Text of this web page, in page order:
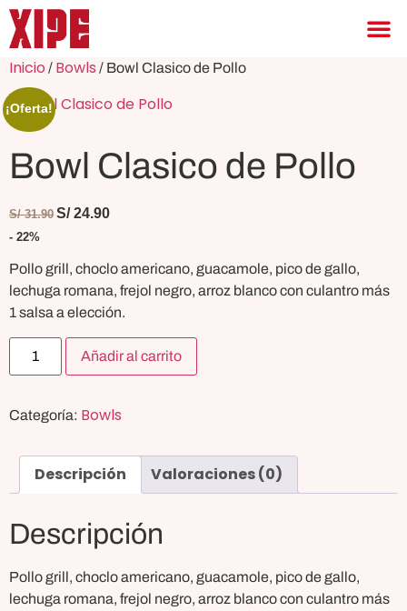
Inicio / Bowls / Bowl Clasico de Pollo
¡Oferta!
Bowl Clasico de Pollo
S/31.90 S/24.90
- 22%
Pollo grill, choclo americano, guacamole, pico de gallo,
lechuga romana, frejol negro, arroz blanco con culantro más
1 salsa a elección.
Añadir al carrito
Categoría: Bowls
Descripción Valoraciones (0)
Descripción
Pollo grill, choclo americano, guacamole, pico de gallo,
lechuga romana, frejol negro, arroz blanco con culantro más